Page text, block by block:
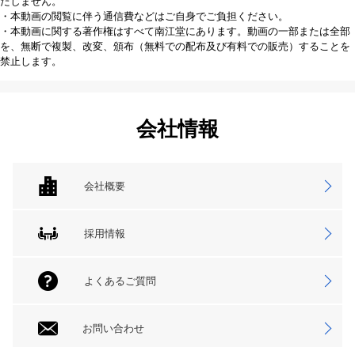
・本動画の閲覧に伴う通信費などはご自身でご負担ください。
・本動画に関する著作権はすべて南江堂にあります。動画の一部または全部
を、無断で複製、改変、頒布（無料での配布及び有料での販売）することを
禁止します。
会社情報
会社概要
採用情報
よくあるご質問
お問い合わせ